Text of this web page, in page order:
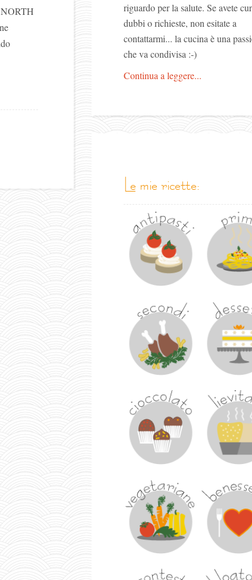
riguardo per la salute. Se avete
dubbi o richieste, non esitate a
contattarmi... la cucina è una
che va condivisa :-)
Continua a leggere...
le mie ricette: